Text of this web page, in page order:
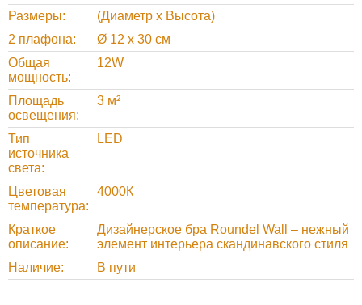
Размеры
(Диаметр х Высота)
2 плафона
Ø 12 х 30 см
Общая
мощность
12W
Площадь
освещения
3 м²
Тип
источника
света
LED
Цветовая
температура
4000К
Краткое
описание
Дизайнерское бра Roundel Wall – нежный
элемент интерьера скандинавского стиля
Наличие
В пути